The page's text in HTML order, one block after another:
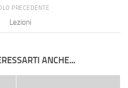
PRECEDENTE
Lezioni
ANCHE...